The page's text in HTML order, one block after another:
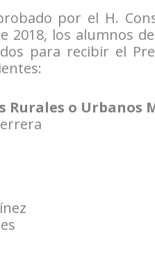
por el H.
los alumnos
para recibir el
Rurales o Urbanos